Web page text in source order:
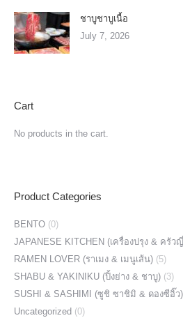
ชาบูชาบูเนื้อ
July 7, 2026
Cart
No products in the cart.
Product Categories
BENTO (0)
JAPANESE KITCHEN (เครื่องปรุง & ครั
RAMEN LOVER (ราเมง & เมนูเส้น) (5)
SHABU & YAKINIKU (ปิ้งย่าง & ชาบู) (3)
SUSHI & SASHIMI (ซูชิ ซาชิมิ & ดองซีอิ๊ว)
Uncategorized (0)